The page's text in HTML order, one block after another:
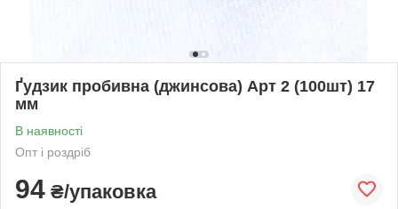
Ґудзик пробивна (джинсова) Арт 2 (100шт) 17
мм
В наявності
Опт і роздріб
94 ₴/упаковка